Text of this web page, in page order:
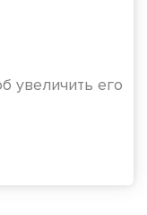
увеличить его